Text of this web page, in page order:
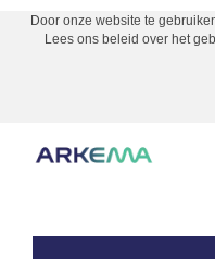
Door onze website te
Lees ons beleid over het